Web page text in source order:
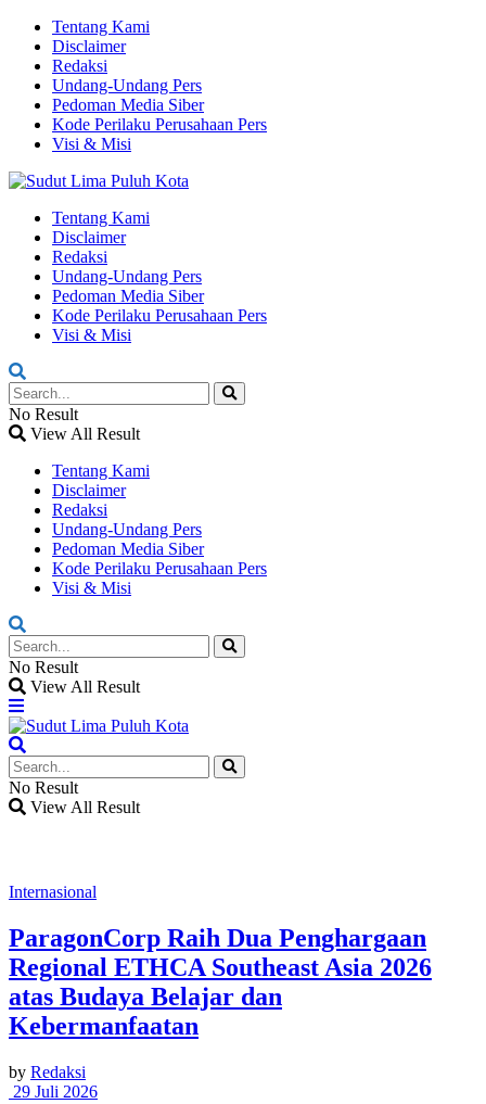
Tentang Kami
Disclaimer
Redaksi
Undang-Undang Pers
Pedoman Media Siber
Kode Perilaku Perusahaan Pers
Visi & Misi
Tentang Kami
Disclaimer
Redaksi
Undang-Undang Pers
Pedoman Media Siber
Kode Perilaku Perusahaan Pers
Visi & Misi
No Result
View All Result
Tentang Kami
Disclaimer
Redaksi
Undang-Undang Pers
Pedoman Media Siber
Kode Perilaku Perusahaan Pers
Visi & Misi
No Result
View All Result
No Result
View All Result
Internasional
ParagonCorp Raih Dua Penghargaan
Regional ETHCA Southeast Asia 2026
atas Budaya Belajar dan
Kebermanfaatan
by Redaksi
29 Juli 2026